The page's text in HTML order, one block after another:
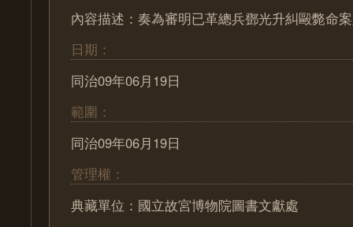
內容描述：奏為審明已革總兵鄧光升糾毆斃命
日期：
同治09年06月19日
範圍：
同治09年06月19日
管理權：
典藏單位：國立故宮博物院圖書文獻處